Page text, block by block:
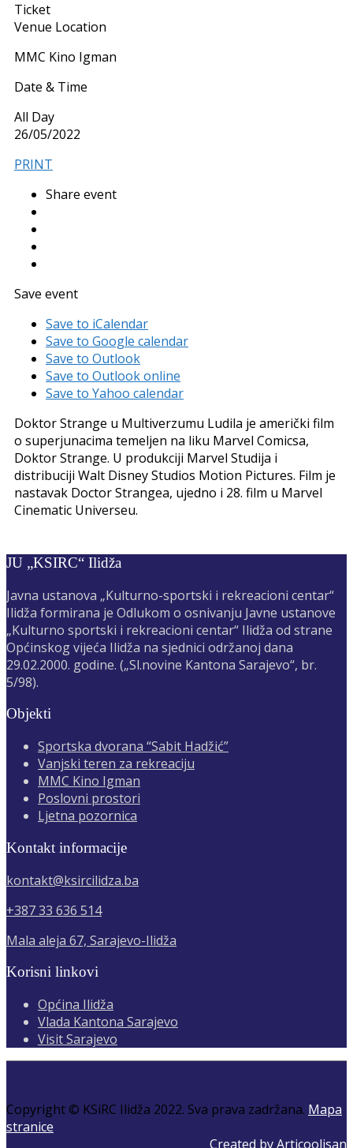
Ticket
Venue Location
MMC Kino Igman
Date & Time
All Day
26/05/2022
PRINT
Share event
Save event
Save to iCalendar
Save to Google calendar
Save to Outlook
Save to Outlook online
Save to Yahoo calendar
Doktor Strange u Multiverzumu Ludila je američki film
o superjunacima temeljen na liku Marvel Comicsa,
Doktor Strange. U produkciji Marvel Studija i
distribuciji Walt Disney Studios Motion Pictures. Film je
nastavak Doctor Strangea, ujedno i 28. film u Marvel
Cinematic Universeu.
JU „KSIRC“ Ilidža
Javna ustanova „Kulturno-sportski i rekreacioni centar“
Ilidža formirana je Odlukom o osnivanju Javne ustanove
„Kulturno sportski i rekreacioni centar“ Ilidža od strane
Općinskog vijeća Ilidža na sjednici održanoj dana
29.02.2000. godine. („Sl.novine Kantona Sarajevo“, br.
5/98).
Objekti
Sportska dvorana “Sabit Hadžić”
Vanjski teren za rekreaciju
MMC Kino Igman
Poslovni prostori
Ljetna pozornica
Kontakt informacije
kontakt@ksircilidza.ba
+387 33 636 514
Mala aleja 67, Sarajevo-Ilidža
Korisni linkovi
Općina Ilidža
Vlada Kantona Sarajevo
Visit Sarajevo
Copyright © KSiRC Ilidža 2022. Sva prava zadržana. Mapa
stranice
Created by Articoolisan